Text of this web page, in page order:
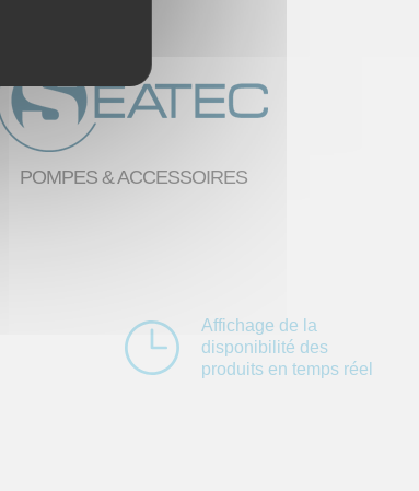
POMPES & ACCESSOIRES
Affichage de la
disponibilité des
produits en temps réel